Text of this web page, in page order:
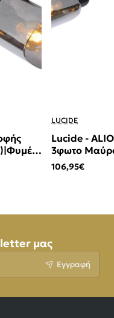
LUCIDE
Lucide -
3φωτο
(Smoke)
106,95€
μας
Εγγραφή